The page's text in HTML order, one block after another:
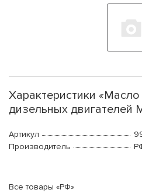
Характеристики
дизельных двигателей
Артикул
Производитель
Все товары «РФ»